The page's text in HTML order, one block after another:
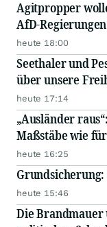
Agitpropper
AfD-
heute 18:00
Seethaler und
über unsere
heute 17:14
„Ausländer
Maßstäbe wie
heute 16:25
heute 15:46
Die